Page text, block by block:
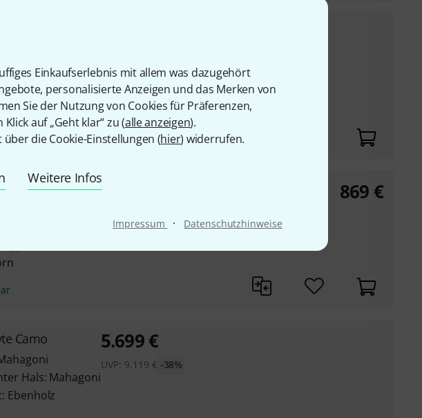
Einkaufserlebnis mit allem was dazugehört
personalisierte Anzeigen und das Merken von
Sie der Nutzung von Cookies für Präferenzen,
auf „Geht klar“ zu (alle anzeigen).
die Cookie-Einstellungen (hier) widerrufen.
Weitere Infos
Impressum · Datenschutzhinweise
(Rage Against The Machine) Signature
Hals: Ahorn
Sky Derby Red 869 €
Camo
Hals: Mahagoni
Ebenholz
5.699€
UVP: 9.119 € -38%